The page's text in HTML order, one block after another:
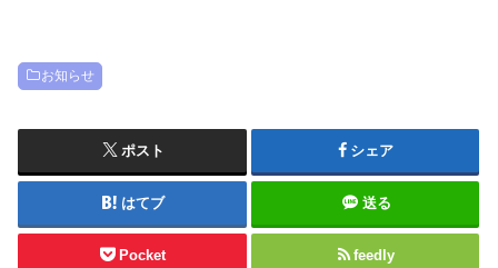
お知らせ
ポスト シェア
はてブ 送る
Pocket feedly